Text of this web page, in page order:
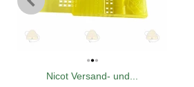
Nicot Versand- und...